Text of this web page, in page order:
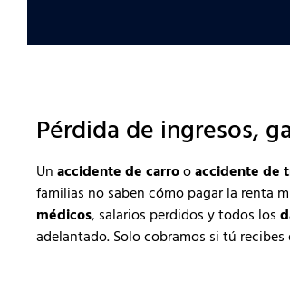
Pérdida de ingresos,
Un accidente de carrooaccidente de
familias no saben cómo pagar la renta
médicos, salarios perdidos y todos los
adelantado. Solo cobramos si tú